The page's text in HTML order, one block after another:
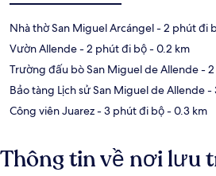
Nhà thờ San Miguel Arcángel- 2 phút đi
Vườn Allende- 2 phút đi bộ- 0.2 km
Trường đấu bò San Miguel de Allende-
Bảo tàng Lịch sử San Miguel de Allende-
Công viên Juarez- 3 phút đi bộ- 0.3 km
Thông tin về nơi lưu